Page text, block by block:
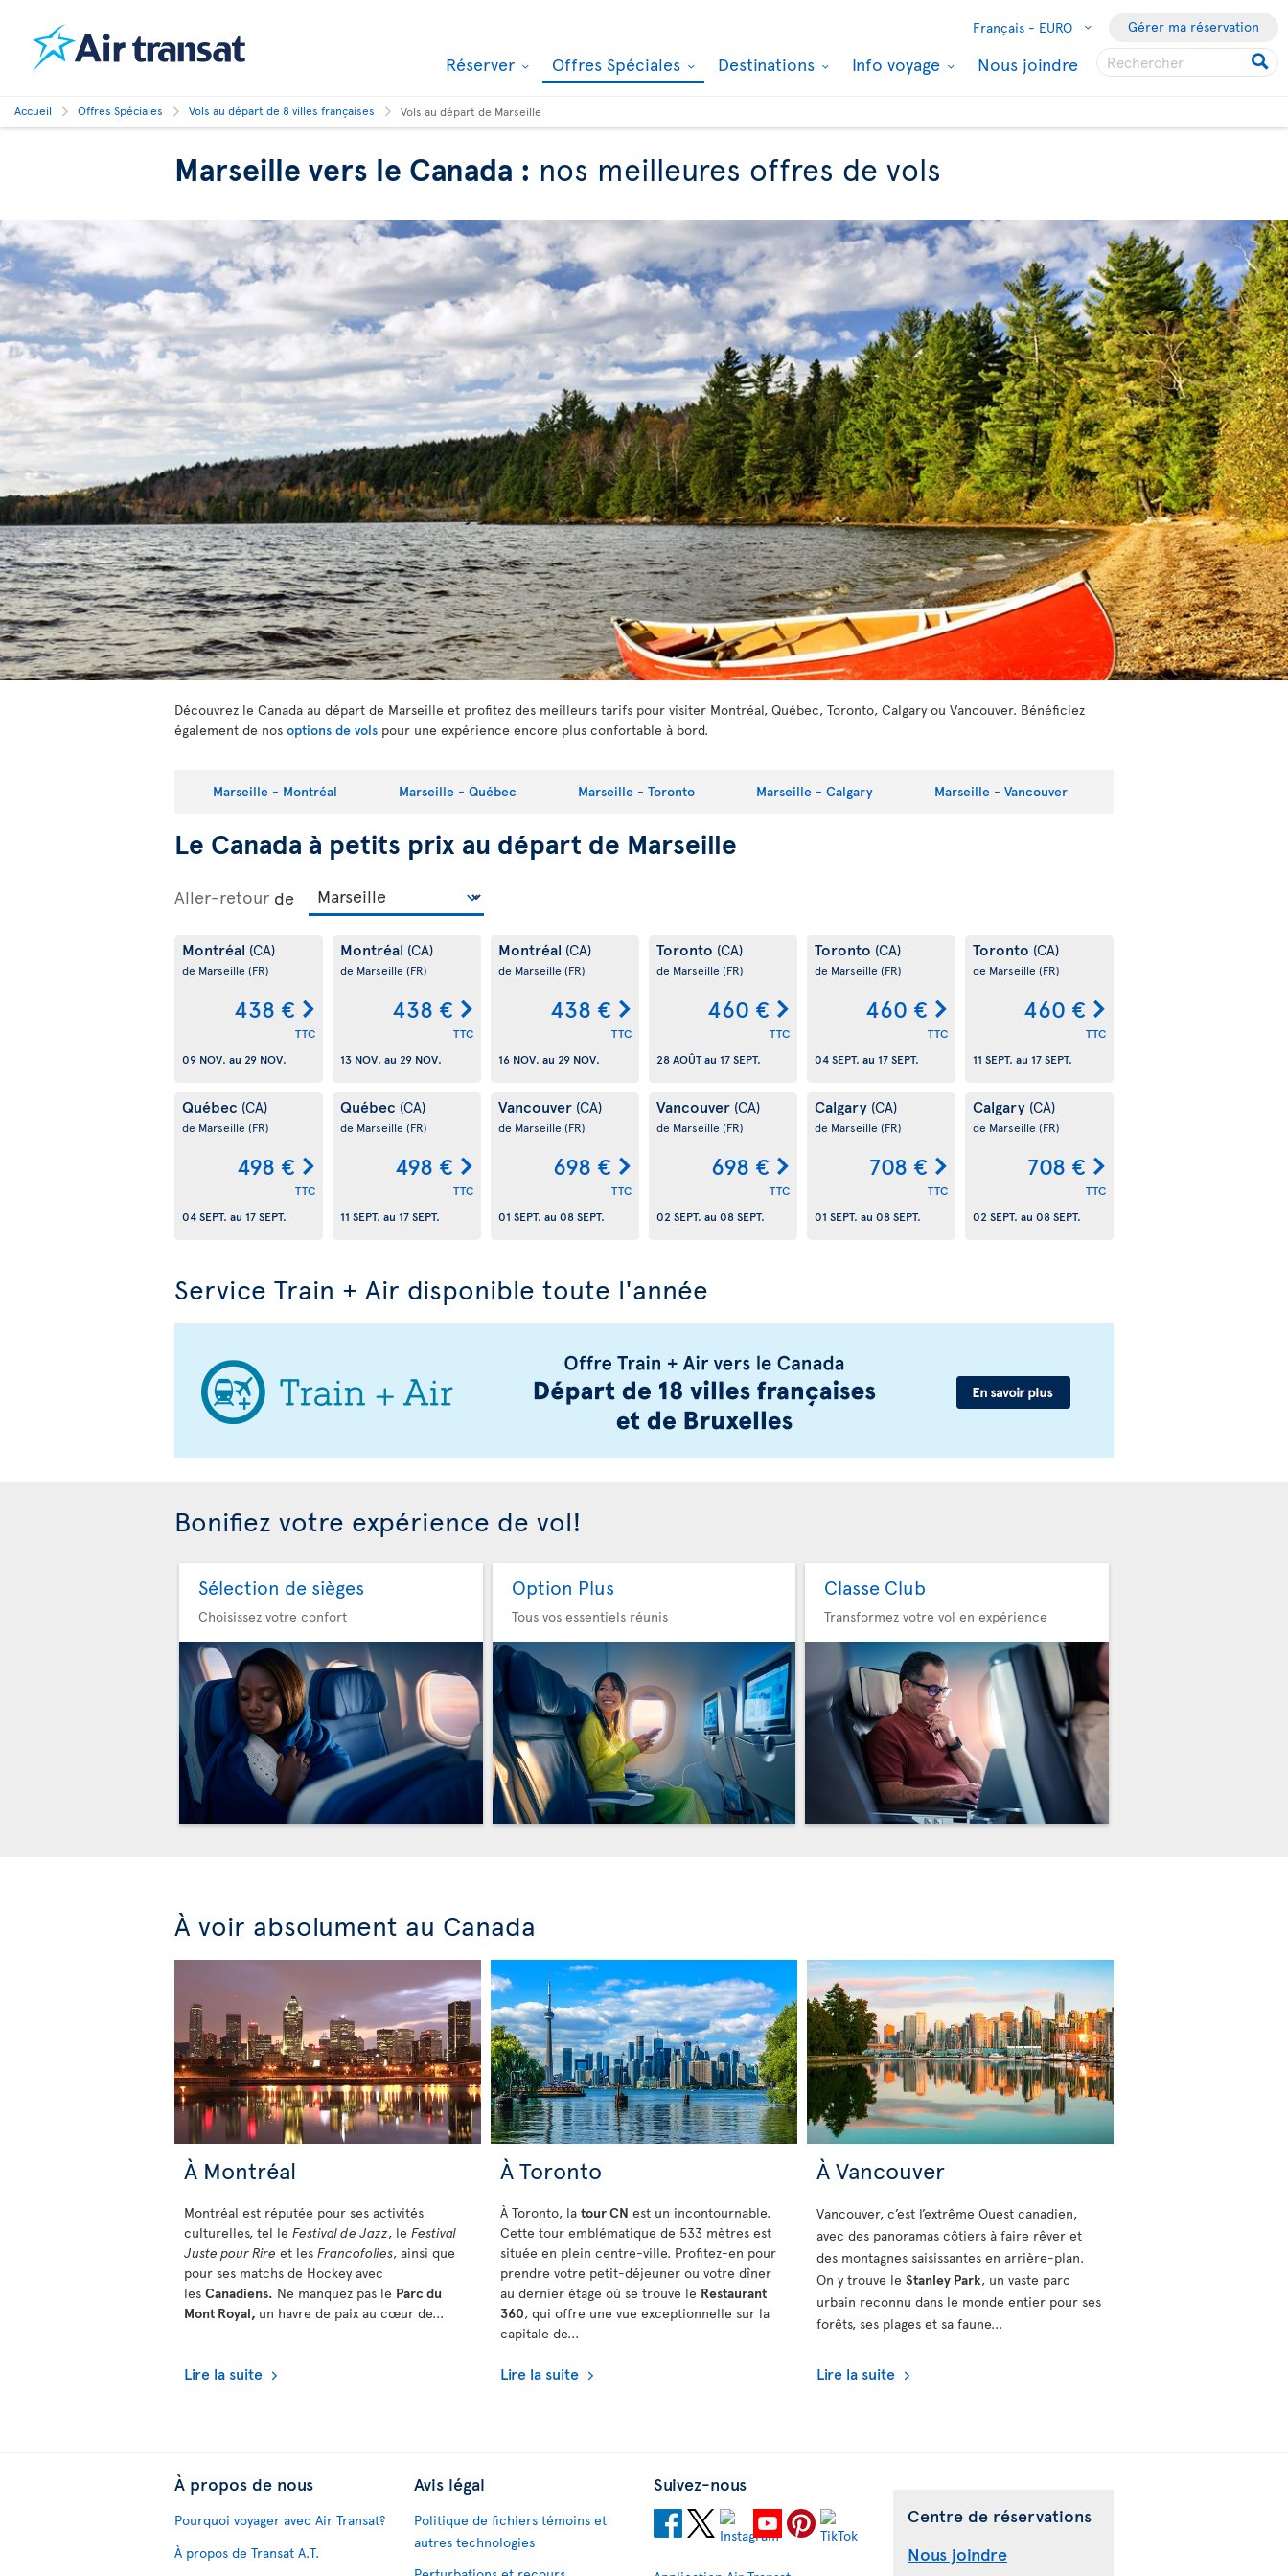
Français - EURO Gérer ma réservation
Réserver Offres Spéciales Destinations Info voyage Nous joindre
Accueil Offres Spéciales Vols au départ de 8 villes françaises Vols au départ de Marseille
Marseille vers le Canada : nos meilleures offres de vols
Découvrez le Canada au départ de Marseille et profitez des meilleurs tarifs pour visiter Montréal, Québec, Toronto, Calgary ou Vancouver. Bénéficiez
également de nos options de vols pour une expérience encore plus confortable à bord.
Marseille - Montréal Marseille - Québec Marseille - Toronto Marseille - Calgary Marseille - Vancouver
Le Canada à petits prix au départ de Marseille
Aller-retour de
Montréal (CA)
de Marseille (FR)
438 €
TTC
09 NOV. au 29 NOV.
Montréal (CA)
de Marseille (FR)
438 €
TTC
13 NOV. au 29 NOV.
Montréal (CA)
de Marseille (FR)
438 €
TTC
16 NOV. au 29 NOV.
Toronto (CA)
de Marseille (FR)
460 €
TTC
28 AOÛTau 17 SEPT.
Toronto (CA)
de Marseille (FR)
460 €
TTC
04 SEPT. au 17 SEPT.
Toronto (CA)
de Marseille (FR)
460 €
TTC
11 SEPT. au 17 SEPT.
Québec (CA)
de Marseille (FR)
498 €
TTC
04 SEPT. au 17 SEPT.
Québec (CA)
de Marseille (FR)
498 €
TTC
11 SEPT. au 17 SEPT.
Vancouver (CA)
de Marseille (FR)
698 €
TTC
01 SEPT. au 08 SEPT.
Vancouver (CA)
de Marseille (FR)
698 €
TTC
02 SEPT. au 08 SEPT.
Calgary (CA)
de Marseille (FR)
708 €
TTC
01 SEPT. au 08 SEPT.
Calgary (CA)
de Marseille (FR)
708 €
TTC
02 SEPT. au 08 SEPT.
Service Train + Air disponible toute l'année
Bonifiez votre expérience de vol!
Sélection de sièges
Choisissez votre confort
Option Plus
Tous vos essentiels réunis
Classe Club
Transformez votre vol en expérience
À voir absolument au Canada
À Montréal
Montréal est réputée pour ses activités
culturelles, tel le Festival de Jazz, le Festival
Juste pour Rire et les Francofolies, ainsi que
pour ses matchs de Hockey avec
les Canadiens. Ne manquez pas le Parc du
Mont Royal, un havre de paix au cœur de...
Lire la suite
À Toronto
À Toronto, la tour CN est un incontournable.
Cette tour emblématique de 533 mètres est
située en plein centre-ville. Profitez-en pour
prendre votre petit-déjeuner ou votre dîner
au dernier étage où se trouve le Restaurant
360, qui offre une vue exceptionnelle sur la
capitale de...
Lire la suite
À Vancouver
Vancouver, c’est l’extrême Ouest canadien,
avec des panoramas côtiers à faire rêver et
des montagnes saisissantes en arrière-plan.
On y trouve le Stanley Park, un vaste parc
urbain reconnu dans le monde entier pour ses
forêts, ses plages et sa faune...
Lire la suite
À propos de nous
Pourquoi voyager avec Air Transat?
À propos de Transat A.T.
Avis légal
Politique de fichiers témoins et
autres technologies
Suivez-nous
Centre de réservations
Nous joindre